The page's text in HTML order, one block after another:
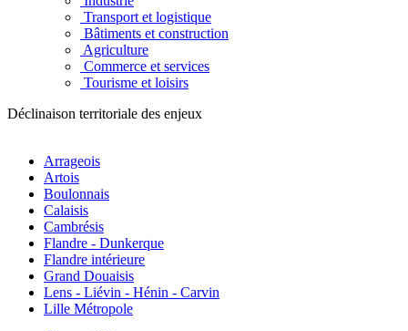
Transport et logistique
Bâtiments et construction
Agriculture
Commerce et services
Tourisme et loisirs
Déclinaison territoriale des enjeux
Arrageois
Artois
Boulonnais
Calaisis
Cambrésis
Flandre - Dunkerque
Flandre intérieure
Grand Douaisis
Lens - Liévin - Hénin - Carvin
Lille Métropole